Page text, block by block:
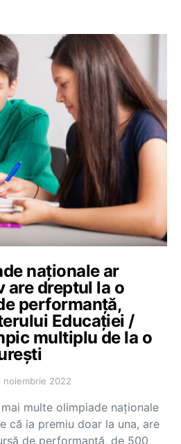
naționale ar
are dreptul la o
performanță,
Educației /
multiplu de la o
noiembrie 2022
multe olimpiade naționale
că ia premiu doar la una, are
de performanță, de 500